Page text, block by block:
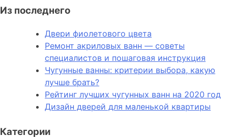
Из последнего
Двери фиолетового цвета
Ремонт акриловых ванн — советы
специалистов и пошаговая инструкция
Чугунные ванны: критерии выбора, какую
лучше брать?
Рейтинг лучших чугунных ванн на 2020 год
Дизайн дверей для маленькой квартиры
Категории